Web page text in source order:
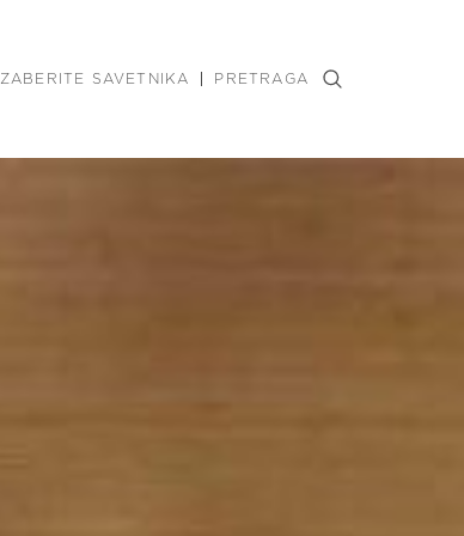
IZABERITE SAVETNIKA PRETRAGA